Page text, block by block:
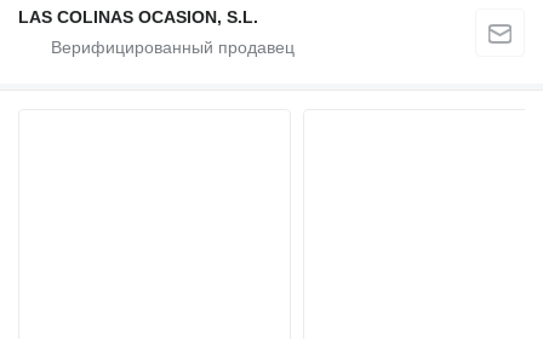
LAS COLINAS OCASION, S.L.